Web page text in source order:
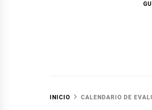
INICIO CALENDARIO DE